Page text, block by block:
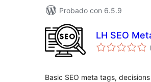
Probado con 6.5.9
LH SEO
Basic SEO meta tags,